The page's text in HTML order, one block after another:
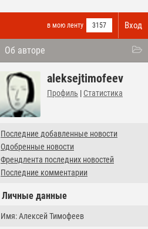
Вход
в мою ленту 3157
Об авторе
aleksejtimofeev
Профиль | Статистика
Последние добавленные новости
Одобренные новости
Френдлента последних новостей
Последние комментарии
Личные данные
Имя: Алексей Тимофеев